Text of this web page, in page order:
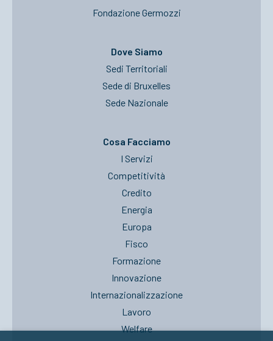
Fondazione Germozzi
Dove Siamo
Sedi Territoriali
Sede di Bruxelles
Sede Nazionale
Cosa Facciamo
I Servizi
Competitività
Credito
Energia
Europa
Fisco
Formazione
Innovazione
Internazionalizzazione
Lavoro
Welfare